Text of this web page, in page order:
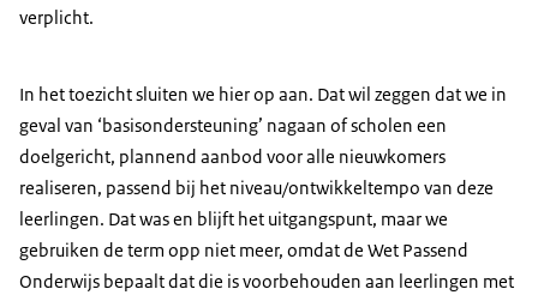
verplicht.
In het toezicht sluiten we hier op aan. Dat wil zeggen dat we in
geval van ‘basisondersteuning’ nagaan of scholen een
doelgericht, plannend aanbod voor alle nieuwkomers
realiseren, passend bij het niveau/ontwikkeltempo van deze
leerlingen. Dat was en blijft het uitgangspunt, maar we
gebruiken de term opp niet meer, omdat de Wet Passend
Onderwijs bepaalt dat die is voorbehouden aan leerlingen met